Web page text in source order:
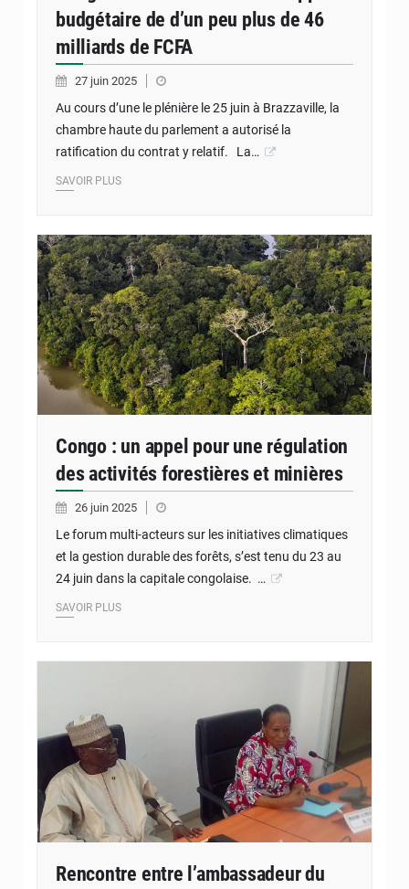
budgétaire de d’un peu plus de 46
milliards de FCFA
27 juin 2025
Au cours d’une le plénière le 25 juin à Brazzaville, la
chambre haute du parlement a autorisé la
ratification du contrat y relatif. La…
SAVOIR PLUS
Congo : un appel pour une régulation
des activités forestières et minières
26 juin 2025
Le forum multi-acteurs sur les initiatives climatiques
et la gestion durable des forêts, s’est tenu du 23 au
24 juin dans la capitale congolaise. …
SAVOIR PLUS
Rencontre entre l’ambassadeur du